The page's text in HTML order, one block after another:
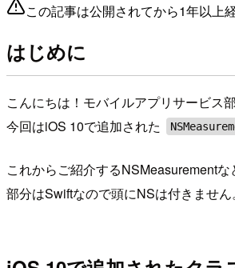
この記事は公開されてから1年以上
はじめに
こんにちは！モバイルアプリサービス
今回はiOS 10で追加された
これからご紹介するNSMeasurement
部分はSwiftなので頭にNSは付きませ